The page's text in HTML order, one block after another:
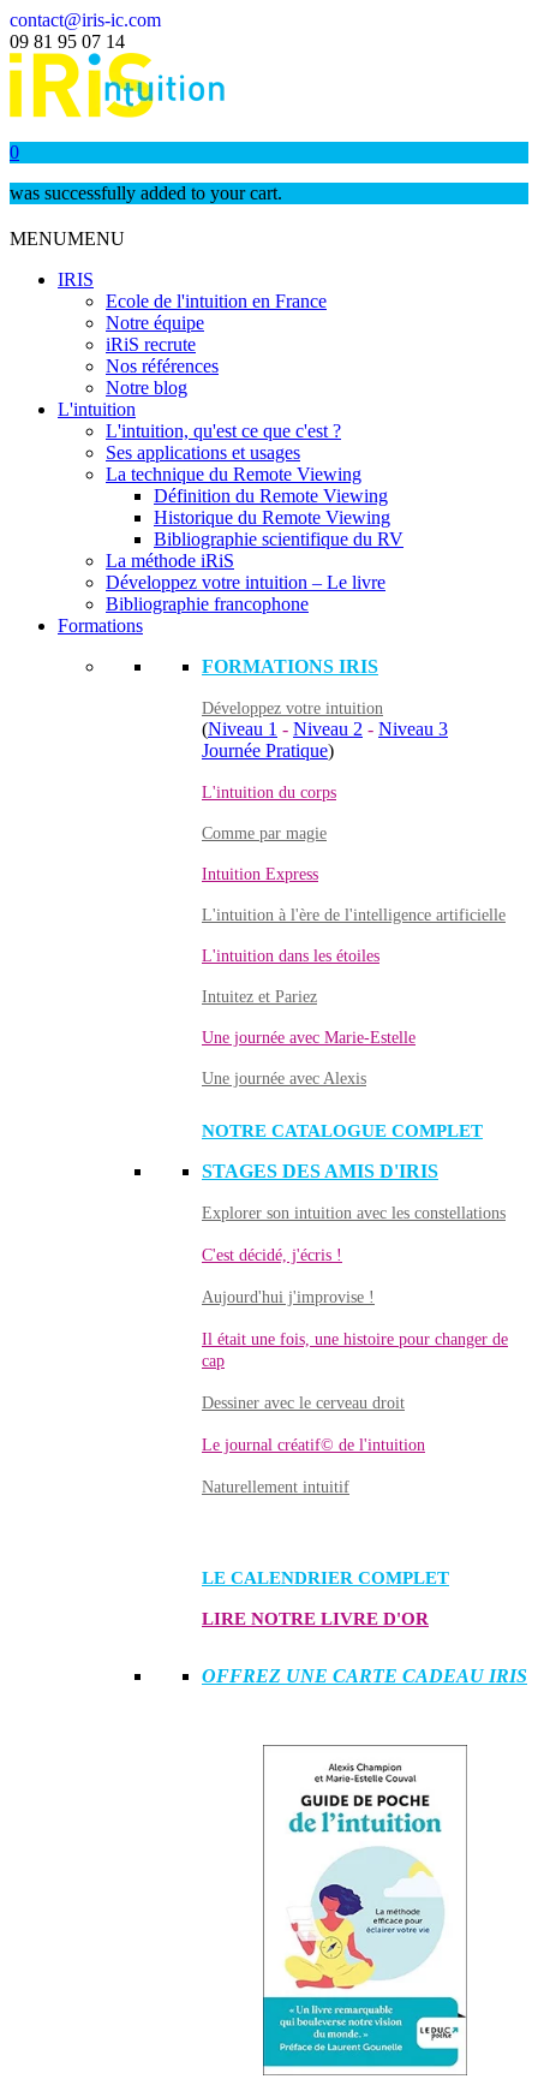
contact@iris-ic.com
09 81 95 07 14
0
was successfully added to your cart.
MENUMENU
IRIS
Ecole de l'intuition en France
Notre équipe
iRiS recrute
Nos références
Notre blog
L'intuition
L'intuition, qu'est ce que c'est ?
Ses applications et usages
La technique du Remote Viewing
Définition du Remote Viewing
Historique du Remote Viewing
Bibliographie scientifique du RV
La méthode iRiS
Développez votre intuition – Le livre
Bibliographie francophone
Formations
FORMATIONS IRIS
Développez votre intuition
(Niveau 1 - Niveau 2 - Niveau 3
Journée Pratique)
L'intuition du corps
Comme par magie
Intuition Express
L'intuition à l'ère de l'intelligence artificielle
L'intuition dans les étoiles
Intuitez et Pariez
Une journée avec Marie-Estelle
Une journée avec Alexis
NOTRE CATALOGUE COMPLET
STAGES DES AMIS D'IRIS
Explorer son intuition avec les constellations
C'est décidé, j'écris !
Aujourd'hui j'improvise !
Il était une fois, une histoire pour changer de
cap
Dessiner avec le cerveau droit
Le journal créatif© de l'intuition
Naturellement intuitif
LE CALENDRIER COMPLET
LIRE NOTRE LIVRE D'OR
OFFREZ UNE CARTE CADEAU IRIS